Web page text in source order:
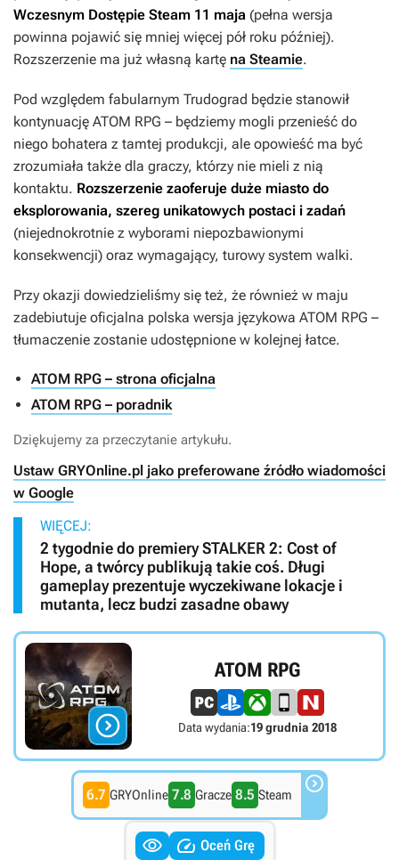
Wczesnym Dostępie Steam 11 maja (pełna wersja
powinna pojawić się mniej więcej pół roku później).
Rozszerzenie ma już własną kartę na Steamie.
Pod względem fabularnym Trudograd będzie stanowił
kontynuację ATOM RPG – będziemy mogli przenieść do
niego bohatera z tamtej produkcji, ale opowieść ma być
zrozumiała także dla graczy, którzy nie mieli z nią
kontaktu. Rozszerzenie zaoferuje duże miasto do
eksplorowania, szereg unikatowych postaci i zadań
(niejednokrotnie z wyborami niepozbawionymi
konsekwencji) oraz wymagający, turowy system walki.
Przy okazji dowiedzieliśmy się też, że również w maju
zadebiutuje oficjalna polska wersja językowa ATOM RPG –
tłumaczenie zostanie udostępnione w kolejnej łatce.
ATOM RPG – strona oficjalna
ATOM RPG – poradnik
Dziękujemy za przeczytanie artykułu.
Ustaw GRYOnline.pl jako preferowane źródło wiadomości
w Google
WIĘCEJ:
2 tygodnie do premiery STALKER 2: Cost of
Hope, a twórcy publikują takie coś. Długi
gameplay prezentuje wyczekiwane lokacje i
mutanta, lecz budzi zasadne obawy

ATOM RPG
Data wydania:19 grudnia 2018
6.7 GRYOnline 7.8 Gracze 8.5 Steam 
  Oceń Grę